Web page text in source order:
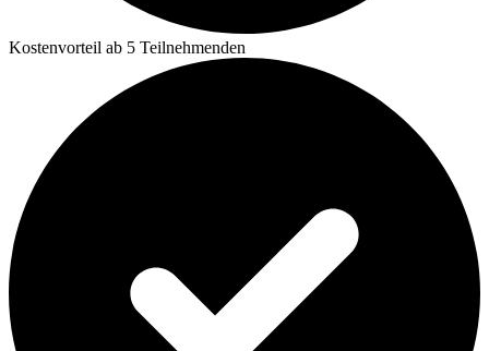
Kostenvorteil ab 5 Teilnehmenden